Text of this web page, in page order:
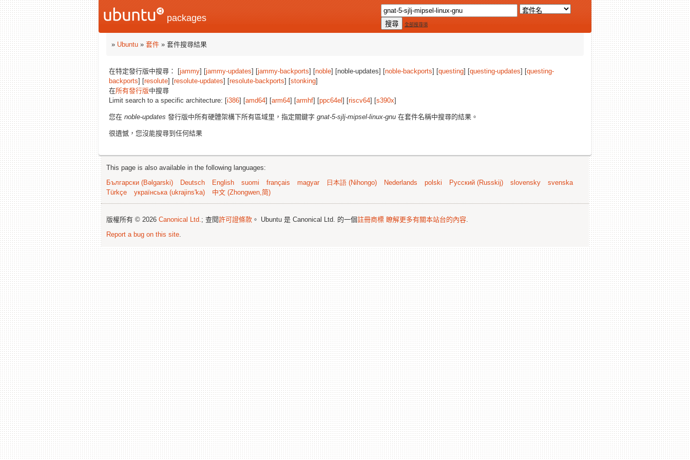
packages
全部搜尋項
» Ubuntu » 套件 » 套件搜尋結果
在特定發行版中搜尋： [jammy] [jammy-updates] [jammy-backports] [noble] [noble-updates] [noble-backports] [questing] [questing-updates] [questing-
backports] [resolute] [resolute-updates] [resolute-backports] [stonking]
在所有發行版中搜尋
Limit search to a specific architecture: [i386] [amd64] [arm64] [armhf] [ppc64el ] [riscv64] [s390x]
您在 noble-updates 發行版中所有硬體架構下所有區域里，指定關鍵字 gnat-5-sjlj-mipsel-linux-gnu 在套件名稱中搜尋的結果。
很遺憾，您沒能搜尋到任何結果
This page is also available in the following languages:
Български (Bəlgarski)
Deutsch English suomi français magyar 日本語 (Nihongo) Nederlands polski Русский (Russkij) slovensky
svenska
Türkçe
українська (ukrajins'ka) 中文 (Zhongwen,简)
版權所有 © 2026 Canonical Ltd.; 查閱許可證條款 。 Ubuntu 是 Canonical Ltd. 的一個註冊商標 瞭解更多有關本站台的內容.
Report a bug on this site.